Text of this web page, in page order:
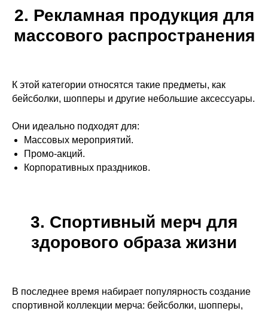
2. Рекламная продукция для
массового распространения
К этой категории относятся такие предметы, как
бейсболки, шопперы и другие небольшие аксессуары.
Они идеально подходят для:
Массовых мероприятий.
Промо-акций.
Корпоративных праздников.
3. Спортивный мерч для
здорового образа жизни
В последнее время набирает популярность создание
спортивной коллекции мерча: бейсболки, шопперы,